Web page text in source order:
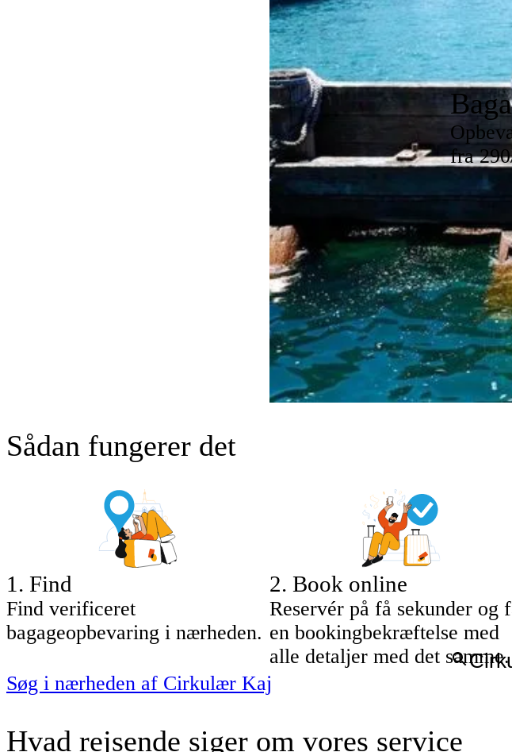
fra
Sådan fungerer det
1 . Find
Find verificeret
bagageopbevaring i nærheden.
2. Book online
Reservér på få sekunder og
en bookingbekræftelse med
alle detaljer med det samme.
Søg i nærheden af Cirkulær Kaj
Hvad rejsende siger om vores service